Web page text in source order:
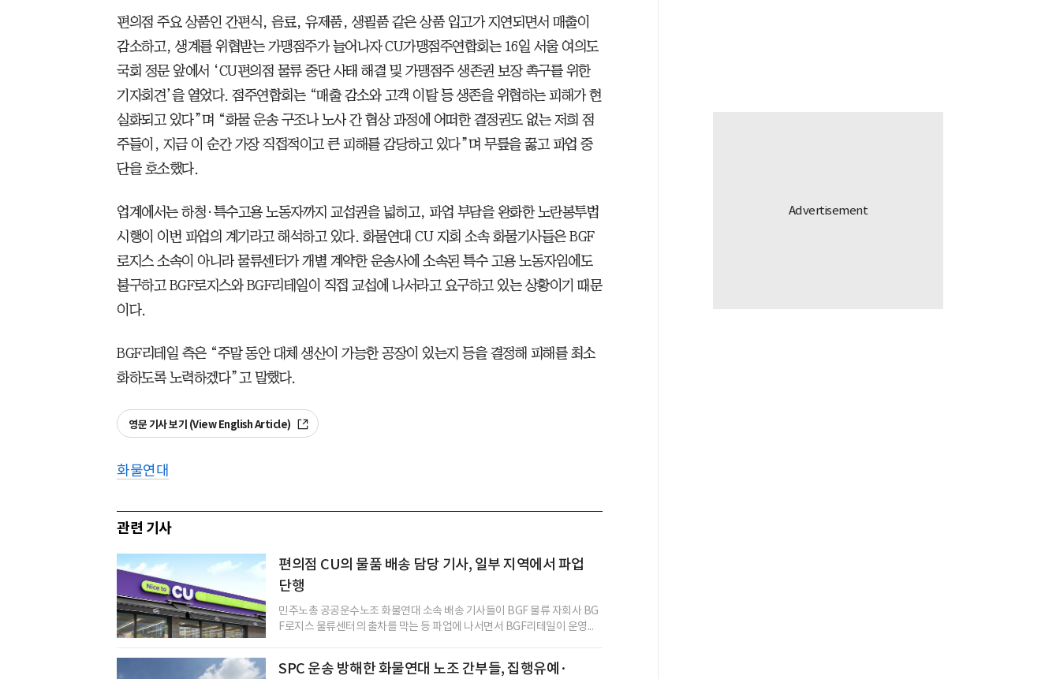
편의점 주요 상품인 간편식, 음료, 유제품, 생필품 같은 상품 입고가 지연되면서 매출이
감소하고, 생계를 위협받는 가맹점주가 늘어나자 CU가맹점주연합회는 16일 서울 여의도
국회 정문 앞에서 ‘CU편의점 물류 중단 사태 해결 및 가맹점주 생존권 보장 촉구를 위한
기자회견’을 열었다. 점주연합회는 “매출 감소와 고객 이탈 등 생존을 위협하는 피해가 현
실화되고 있다”며 “화물 운송 구조나 노사 간 협상 과정에 어떠한 결정권도 없는 저희 점
주들이, 지금 이 순간 가장 직접적이고 큰 피해를 감당하고 있다”며 무릎을 꿇고 파업 중
단을 호소했다.
업계에서는 하청·특수고용 노동자까지 교섭권을 넓히고, 파업 부담을 완화한 노란봉투법
시행이 이번 파업의 계기라고 해석하고 있다. 화물연대 CU 지회 소속 화물기사들은 BGF
로지스 소속이 아니라 물류센터가 개별 계약한 운송사에 소속된 특수 고용 노동자임에도
불구하고 BGF로지스와 BGF리테일이 직접 교섭에 나서라고 요구하고 있는 상황이기 때문
이다.
BGF리테일 측은 “주말 동안 대체 생산이 가능한 공장이 있는지 등을 결정해 피해를 최소
화하도록 노력하겠다”고 말했다.
영문 기사 보기 (View English Article)
화물연대
관련 기사
편의점 CU의 물품 배송 담당 기사, 일부 지역에서 파업
단행
민주노총 공공운수노조 화물연대 소속 배송 기사들이 BGF 물류 자회사 BG
F로지스 물류센터의 출차를 막는 등 파업에 나서면서 BGF리테일이 운영...
SPC 운송 방해한 화물연대 노조 간부들, 집행유예·